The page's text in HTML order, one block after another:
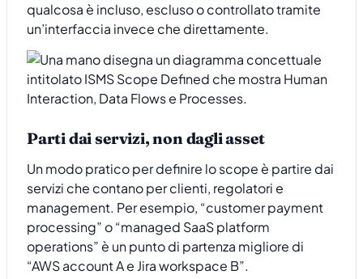
qualcosa è incluso, escluso o controllato tramite
un’interfaccia invece che direttamente.
Parti dai servizi, non dagli asset
Un modo pratico per definire lo scope è partire dai
servizi che contano per clienti, regolatori e
management. Per esempio, “customer payment
processing” o “managed SaaS platform
operations” è un punto di partenza migliore di
“AWS account A e Jira workspace B”.